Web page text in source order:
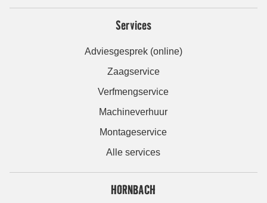
Services
Adviesgesprek (online)
Zaagservice
Verfmengservice
Machineverhuur
Montageservice
Alle services
HORNBACH